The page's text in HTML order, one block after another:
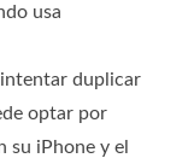
usa
duplicar
optar por
su iPhone y el